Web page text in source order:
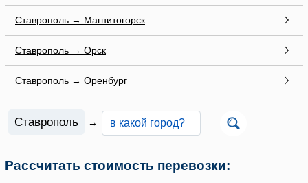
Ставрополь → Магнитогорск
Ставрополь → Орск
Ставрополь → Оренбург
Ставрополь →
Рассчитать стоимость перевозки: